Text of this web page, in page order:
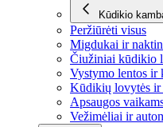
Kūdikio
Peržiūrėti visus
Migdukai ir
Čiužiniai kūdikio
Vystymo lentos
Kūdikių lovytės ir
Apsaugos
Vežimėliai ir